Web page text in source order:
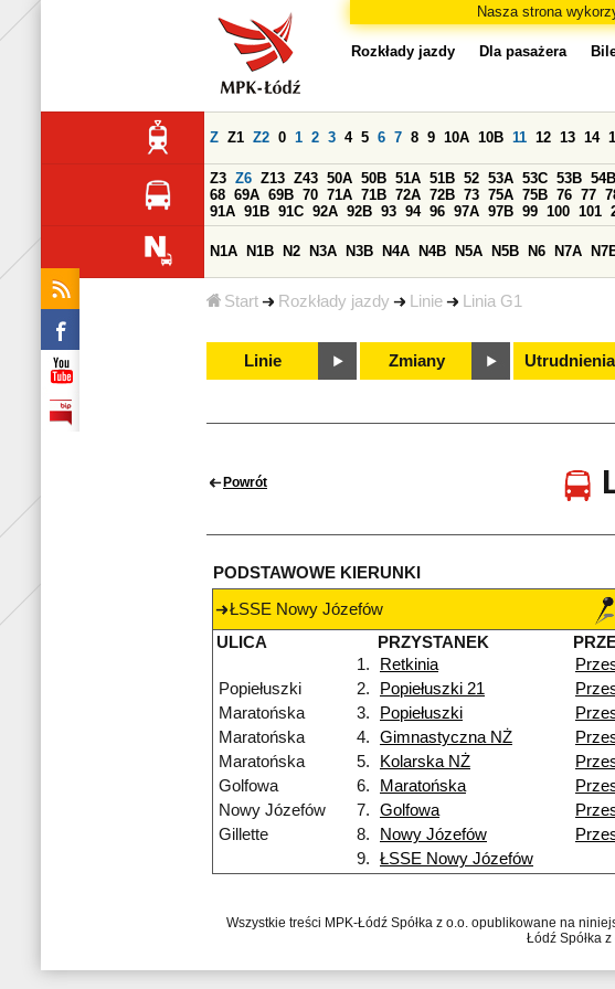
Nasza strona
Start Rozkłady jazdy Linie Linia G1
Rozkłady jazdy Dla pasażera
Z Z1 Z2 0 1 2 3 4 5 6 7 8 9 10A 10B 11 12 13 14
Z3 Z6 Z13 Z43 50A 50B 51A 51B 52 53A 53C 53B 54B
68 69A 69B 70 71A 71B 72A 72B 73 75A 75B 76 77
91A 91B 91C 92A 92B 93 94 96 97A 97B 99 100 101
N1A N1B N2 N3A N3B N4A N4B N5A N5B N6 N7A
Linie Zmiany Utrudnienia
Powrót
PODSTAWOWE KIERUNKI
ŁSSE Nowy Józefów
ULICA
PRZYSTANEK
1.
Retkinia
Popiełuszki
2. Popiełuszki 21
Maratońska
3. Popiełuszki
Maratońska
4. Gimnastyczna NŻ
Maratońska
5. Kolarska NŻ
Golfowa
6. Maratońska
Nowy Józefów
7. Golfowa
Gillette
8. Nowy Józefów
9.
ŁSSE Nowy Józefów
Wszystkie treści MPK-Łódź Spółka z o.o. opublikowane na
Łódź Spółka